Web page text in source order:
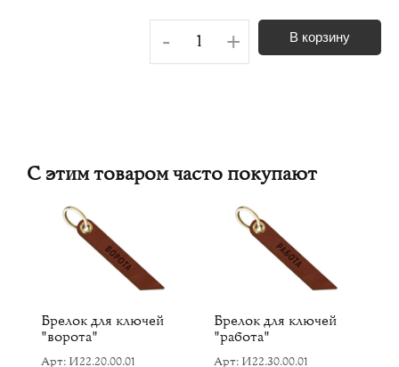
- + В корзину
С этим товаром часто покупают
Брелок для ключей
"ворота"
Арт: И22.20.00.01
Брелок для ключей
"работа"
Арт: И22.30.00.01